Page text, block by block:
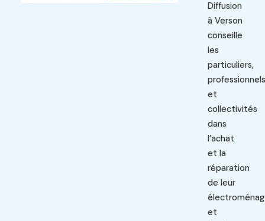
Diffusion
à Verson
conseille
les
particuliers,
professionnels
et
collectivités
dans
l’achat
et la
réparation
de leur
et